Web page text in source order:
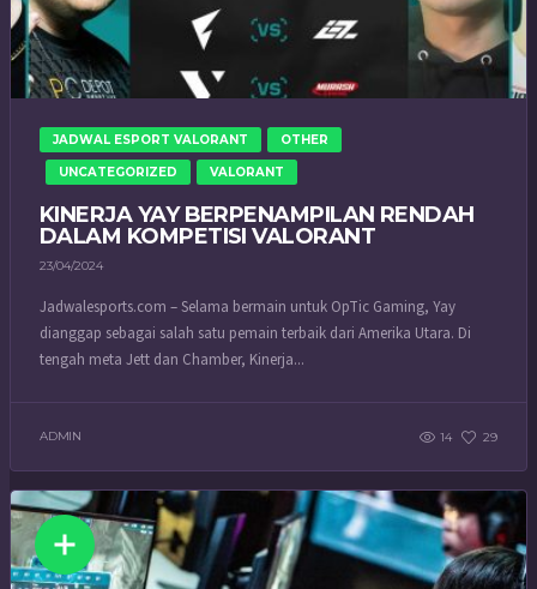
JADWAL ESPORT VALORANT OTHER
UNCATEGORIZED VALORANT
KINERJA YAY BERPENAMPILAN RENDAH
DALAM KOMPETISI VALORANT
23/04/2024
Jadwalesports.com – Selama bermain untuk OpTic Gaming, Yay
dianggap sebagai salah satu pemain terbaik dari Amerika Utara. Di
tengah meta Jett dan Chamber, Kinerja...
ADMIN 14 29